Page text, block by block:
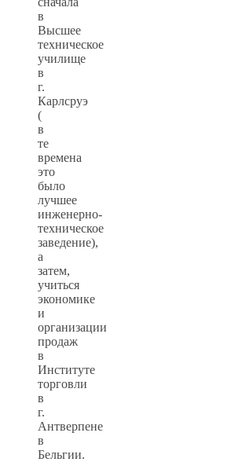
в
Высшее
техническое
училище
в
г.
Карлсруэ
(
в
те
времена
это
было
лучшее
инженерно-
техническое
заведение),
а
затем,
учиться
экономике
и
организации
продаж
в
Институте
торговли
в
г.
Антверпене
в
Бельгии.